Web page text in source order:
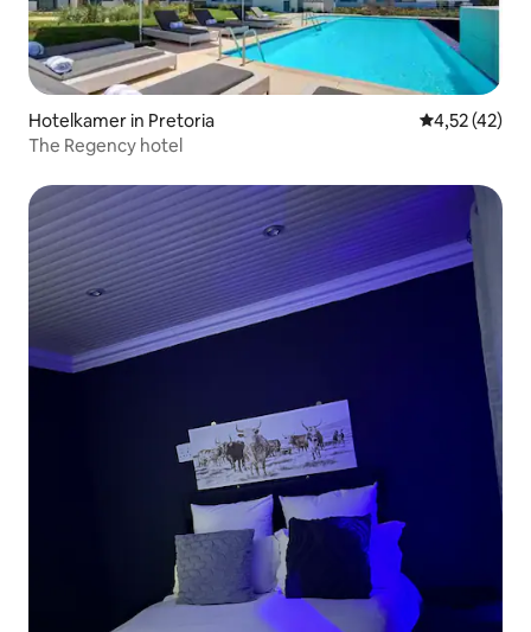
Hotelkamer in Pretoria Gemiddelde
4,52 (42)
The Regency hotel